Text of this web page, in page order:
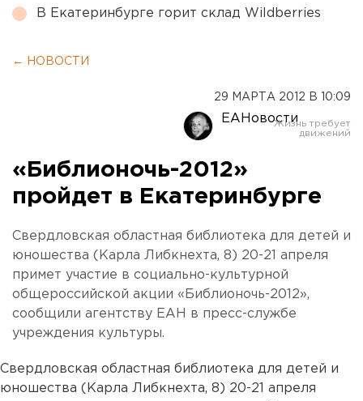
В Екатеринбурге горит склад Wildberries
← НОВОСТИ
29 МАРТА 2012 В 10:09
ЕАНовости
«Библионочь-2012»
пройдет в Екатеринбурге
Свердловская областная библиотека для детей и
юношества (Карла Либкнехта, 8) 20-21 апреля
примет участие в социально-культурной
общероссийской акции «Библионочь-2012»,
сообщили агентству ЕАН в пресс-службе
учреждения культуры.
Свердловская областная библиотека для детей и
юношества (Карла Либкнехта, 8) 20-21 апреля